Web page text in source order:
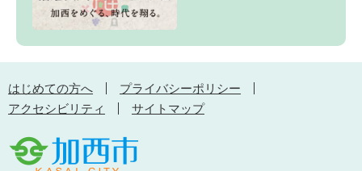
はじめての方へ
プライバシーポリシー
アクセシビリティ
サイトマップ